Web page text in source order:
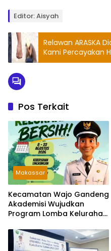
Editor: Aisyah
Relawan ARASKA
Kami Percayakan
Pos Terkait
Makassar
Kecamatan Wajo Gandeng
Akademisi Wujudkan
Program Lomba Kelurahan